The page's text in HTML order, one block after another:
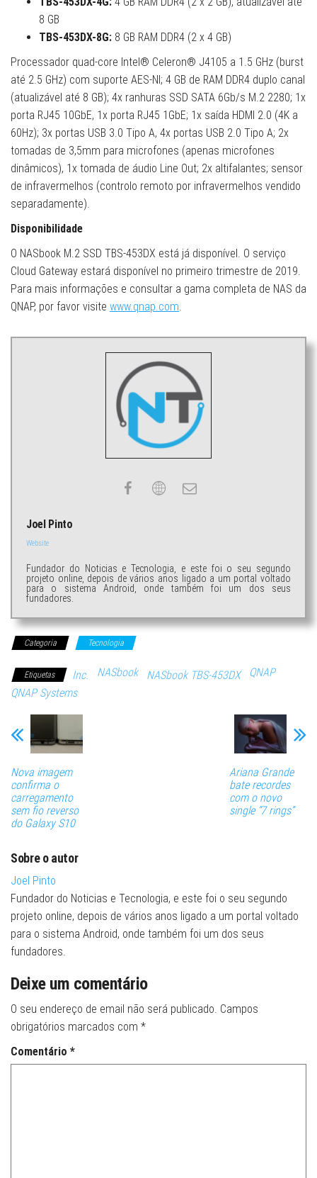
8 GB
TBS-453DX-8G: 8 GB RAM DDR4 (2 x 4 GB)
Processador quad-core Intel® Celeron® J4105 a 1.5 GHz (burst
até 2.5 GHz) com suporte AES-NI; 4 GB de RAM DDR4 duplo canal
(atualizável até 8 GB); 4x ranhuras SSD SATA 6Gb/s M.2 2280; 1x
porta RJ45 10GbE, 1x porta RJ45 1GbE; 1x saída HDMI 2.0 (4K a
60Hz); 3x portas USB 3.0 Tipo A, 4x portas USB 2.0 Tipo A; 2x
tomadas de 3,5mm para microfones (apenas microfones
dinâmicos), 1x tomada de áudio Line Out; 2x altifalantes; sensor
de infravermelhos (controlo remoto por infravermelhos vendido
separadamente).
Disponibilidade
O NASbook M.2 SSD TBS-453DX está já disponível. O serviço
Cloud Gateway estará disponível no primeiro trimestre de 2019.
Para mais informações e consultar a gama completa de NAS da
QNAP, por favor visite www.qnap.com
Joel Pinto
Website
Fundador do Noticias e Tecnologia, e este foi o seu segundo
projeto online, depois de vários anos ligado a um portal voltado
para o sistema Android, onde também foi um dos seus
fundadores.
Categoria Tecnologia
Etiquetas Inc. NASbook NASbook TBS-453DX
QNAP
QNAP Systems
Nova imagem
confirma o
carregamento
sem fio reverso
do Galaxy S10
Ariana Grande
bate recordes
com o novo
single “7 rings”
Sobre o autor
Joel Pinto
Fundador do Noticias e Tecnologia, e este foi o seu segundo
projeto online, depois de vários anos ligado a um portal voltado
para o sistema Android, onde também foi um dos seus
fundadores.
Deixe um comentário
O seu endereço de email não será publicado. Campos
obrigatórios marcados com *
Comentário *